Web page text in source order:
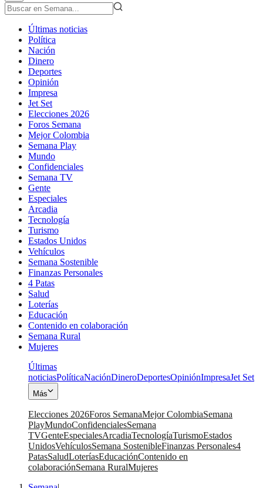
Últimas noticias
Política
Nación
Dinero
Deportes
Opinión
Impresa
Jet Set
Elecciones 2026
Foros Semana
Mejor Colombia
Semana Play
Mundo
Confidenciales
Semana TV
Gente
Especiales
Arcadia
Tecnología
Turismo
Estados Unidos
Vehículos
Semana Sostenible
Finanzas Personales
4 Patas
Salud
Loterías
Educación
Contenido en colaboración
Semana Rural
Mujeres
Últimas
noticiasPolíticaNaciónDineroDeportesOpiniónImpresaJet Set
Más
Elecciones 2026Foros SemanaMejor ColombiaSemana
PlayMundoConfidencialesSemana
TVGenteEspecialesArcadiaTecnologíaTurismoEstados
UnidosVehículosSemana SostenibleFinanzas Personales4
PatasSaludLoteríasEducaciónContenido en
colaboraciónSemana RuralMujeres